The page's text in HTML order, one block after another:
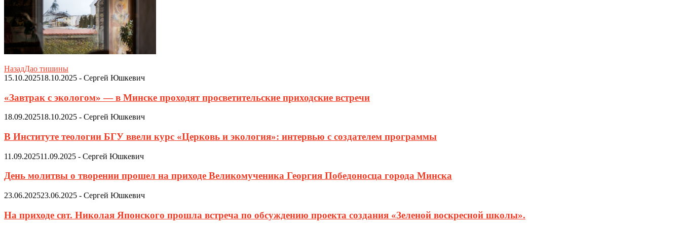
НазадДао тишины
15.10.202518.10.2025 - Сергей Юшкевич
«Завтрак с экологом» — в Минске проходят просветительские приходские встречи
18.09.202518.10.2025 - Сергей Юшкевич
В Институте теологии БГУ ввели курс «Церковь и экология»: интервью с создателем программы
11.09.202511.09.2025 - Сергей Юшкевич
День молитвы о творении прошел на приходе Великомученика Георгия Победоносца города Минска
23.06.202523.06.2025 - Сергей Юшкевич
На приходе свт. Николая Японского прошла встреча по обсуждению проекта создания «Зеленой воскресной школы».